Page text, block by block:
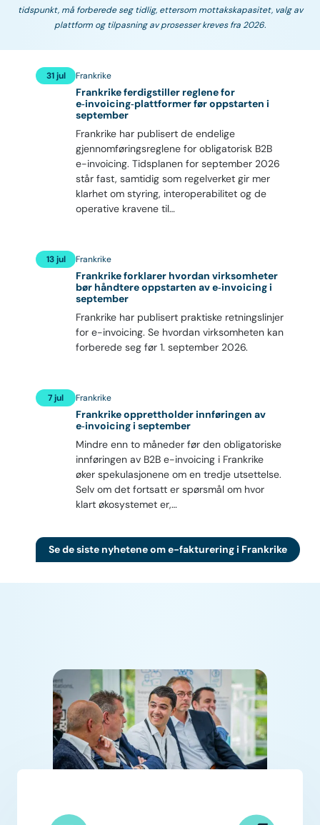
tidspunkt, må forberede seg tidlig, ettersom mottakskapasitet, valg av
plattform og tilpasning av prosesser kreves fra 2026.
31 jul Frankrike
Frankrike ferdigstiller reglene for
e‑invoicing‑plattformer før oppstarten i
september
Frankrike har publisert de endelige
gjennomføringsreglene for obligatorisk B2B
e-invoicing. Tidsplanen for september 2026
står fast, samtidig som regelverket gir mer
klarhet om styring, interoperabilitet og de
operative kravene til…
13 jul Frankrike
Frankrike forklarer hvordan virksomheter
bør håndtere oppstarten av e‑invoicing i
september
Frankrike har publisert praktiske retningslinjer
for e-invoicing. Se hvordan virksomheten kan
forberede seg før 1. september 2026.
7 jul Frankrike
Frankrike opprettholder innføringen av
e‑invoicing i september
Mindre enn to måneder før den obligatoriske
innføringen av B2B e-invoicing i Frankrike
øker spekulasjonene om en tredje utsettelse.
Selv om det fortsatt er spørsmål om hvor
klart økosystemet er,…
Se de siste nyhetene om e-fakturering i Frankrike